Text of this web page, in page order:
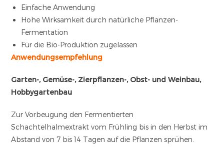
Einfache Anwendung
Hohe Wirksamkeit durch natürliche Pflanzen-
Fermentation
Für die Bio-Produktion zugelassen
Anwendungsempfehlung
Garten-, Gemüse-, Zierpflanzen-, Obst- und Weinbau,
Hobbygartenbau
Zur Vorbeugung den Fermentierten
Schachtelhalmextrakt vom Frühling bis in den Herbst im
Abstand von 7 bis 14 Tagen auf die Pflanzen sprühen.